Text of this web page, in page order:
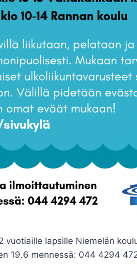
vuotiaille lapsille Niemelän
19.6 mennessä: 044 4294